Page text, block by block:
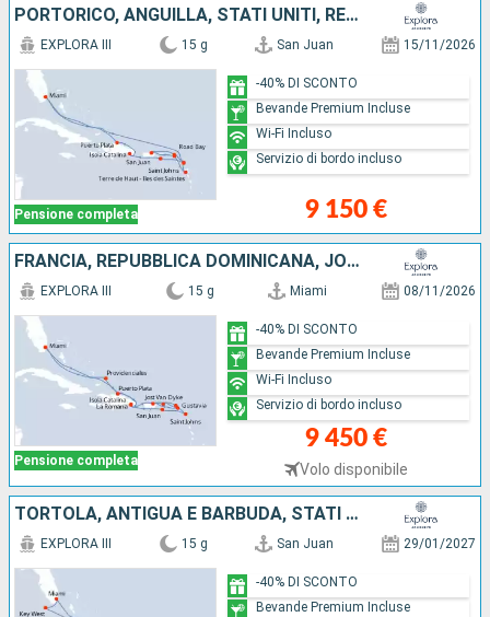
PORTORICO, ANGUILLA, STATI UNITI, REPUBBLICA DOMINICANA, ANTIGUA E BARBUDA, GUADALUPA, SAINT MARTIN
Pensione completa
EXPLORA III 15 g San Juan 15/11/2026
9 150 €
-40% DI SCONTO
Bevande Premium Incluse
Wi-Fi Incluso
Servizio di bordo incluso
FRANCIA, REPUBBLICA DOMINICANA, JOST VAN DYKE, PORTORICO, ANGUILLA, ANTIGUA E BARBUDA, STATI UNITI
Pensione completa
EXPLORA III 15 g Miami 08/11/2026
9 450 €
Volo disponibile
-40% DI SCONTO
Bevande Premium Incluse
Wi-Fi Incluso
Servizio di bordo incluso
TORTOLA, ANTIGUA E BARBUDA, STATI UNITI, SAINT MARTIN, FRANCIA, GUADALUPA, PORTORICO
EXPLORA III 15 g San Juan 29/01/2027
-40% DI SCONTO
Bevande Premium Incluse